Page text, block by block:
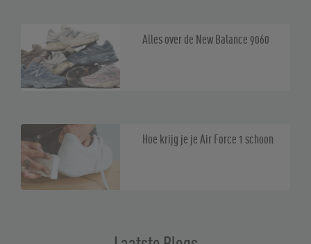
Alles over de New Balance 9060
Hoe krijg je je Air Force 1 schoon